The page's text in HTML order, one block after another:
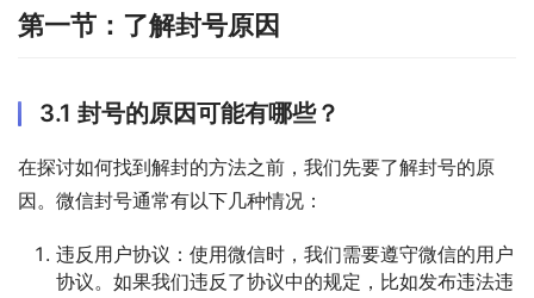
第一节：了解封号原因
3.1 封号的原因可能有哪些？
在探讨如何找到解封的方法之前，我们先要了解封号的原
因。微信封号通常有以下几种情况：
违反用户协议：使用微信时，我们需要遵守微信的用户
协议。如果我们违反了协议中的规定，比如发布违法违